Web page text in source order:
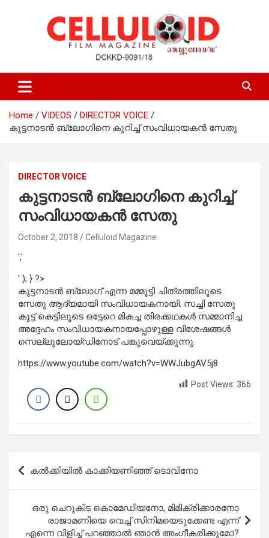
celluloid
Home VIDEOS
DIRECTOR VOICE
കുട്ടനാടന്‍ ബ്ലോഗിനെ കുറിച്ച് സംവിധായകന്‍ സേതു
DIRECTOR VOICE
കുട്ടനാടന്‍ ബ്ലോഗിനെ കുറിച്ച്
സംവിധായകന്‍ സേതു
October 2, 2018 Celluloid Magazine
','
' ); } ?>
കുട്ടനാടന്‍ ബ്ലോഗ് എന്ന മമ്മൂട്ടി ചിത്രത്തിലൂടെ
സേതു ആദ്യമായി സംവിധായകനായി. സച്ചി സേതു
കൂട്ട് കെട്ടിലൂടെ ഒട്ടേറെ മികച്ച തിരക്കഥകള്‍ സമ്മാനിച്ച
അദ്ദേഹം സംവിധായകനായപ്പോഴുള്ള വിശേഷങ്ങള്‍
സെല്ലുലോയ്ഡിനോട് പങ്കുവെയ്ക്കുന്നു.
https://www.youtube.com/watch?v=WWJubgAV5j8
Post Views: 366
Post
navigation
കല്‍ക്കിയില്‍ കാക്കിയണിഞ്ഞ് ടൊവിനോ
ഒരു ചെറുകിട കൊമേഡിയനോ, മിമിക്രിക്കാരനോ
രാജാമണിയെ വെച്ച് സിനിമയെടുക്കേണ്ട എന്ന്
എന്നെ വിളിച്ച് പറഞ്ഞാല്‍ ഞാന്‍ അംഗീകരിക്കുമോ?